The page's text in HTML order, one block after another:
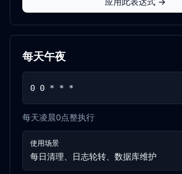
每天午夜
0 0 * * *
每天凌晨0点整执行
使用场景
每日清理、日志轮转、数据库维护